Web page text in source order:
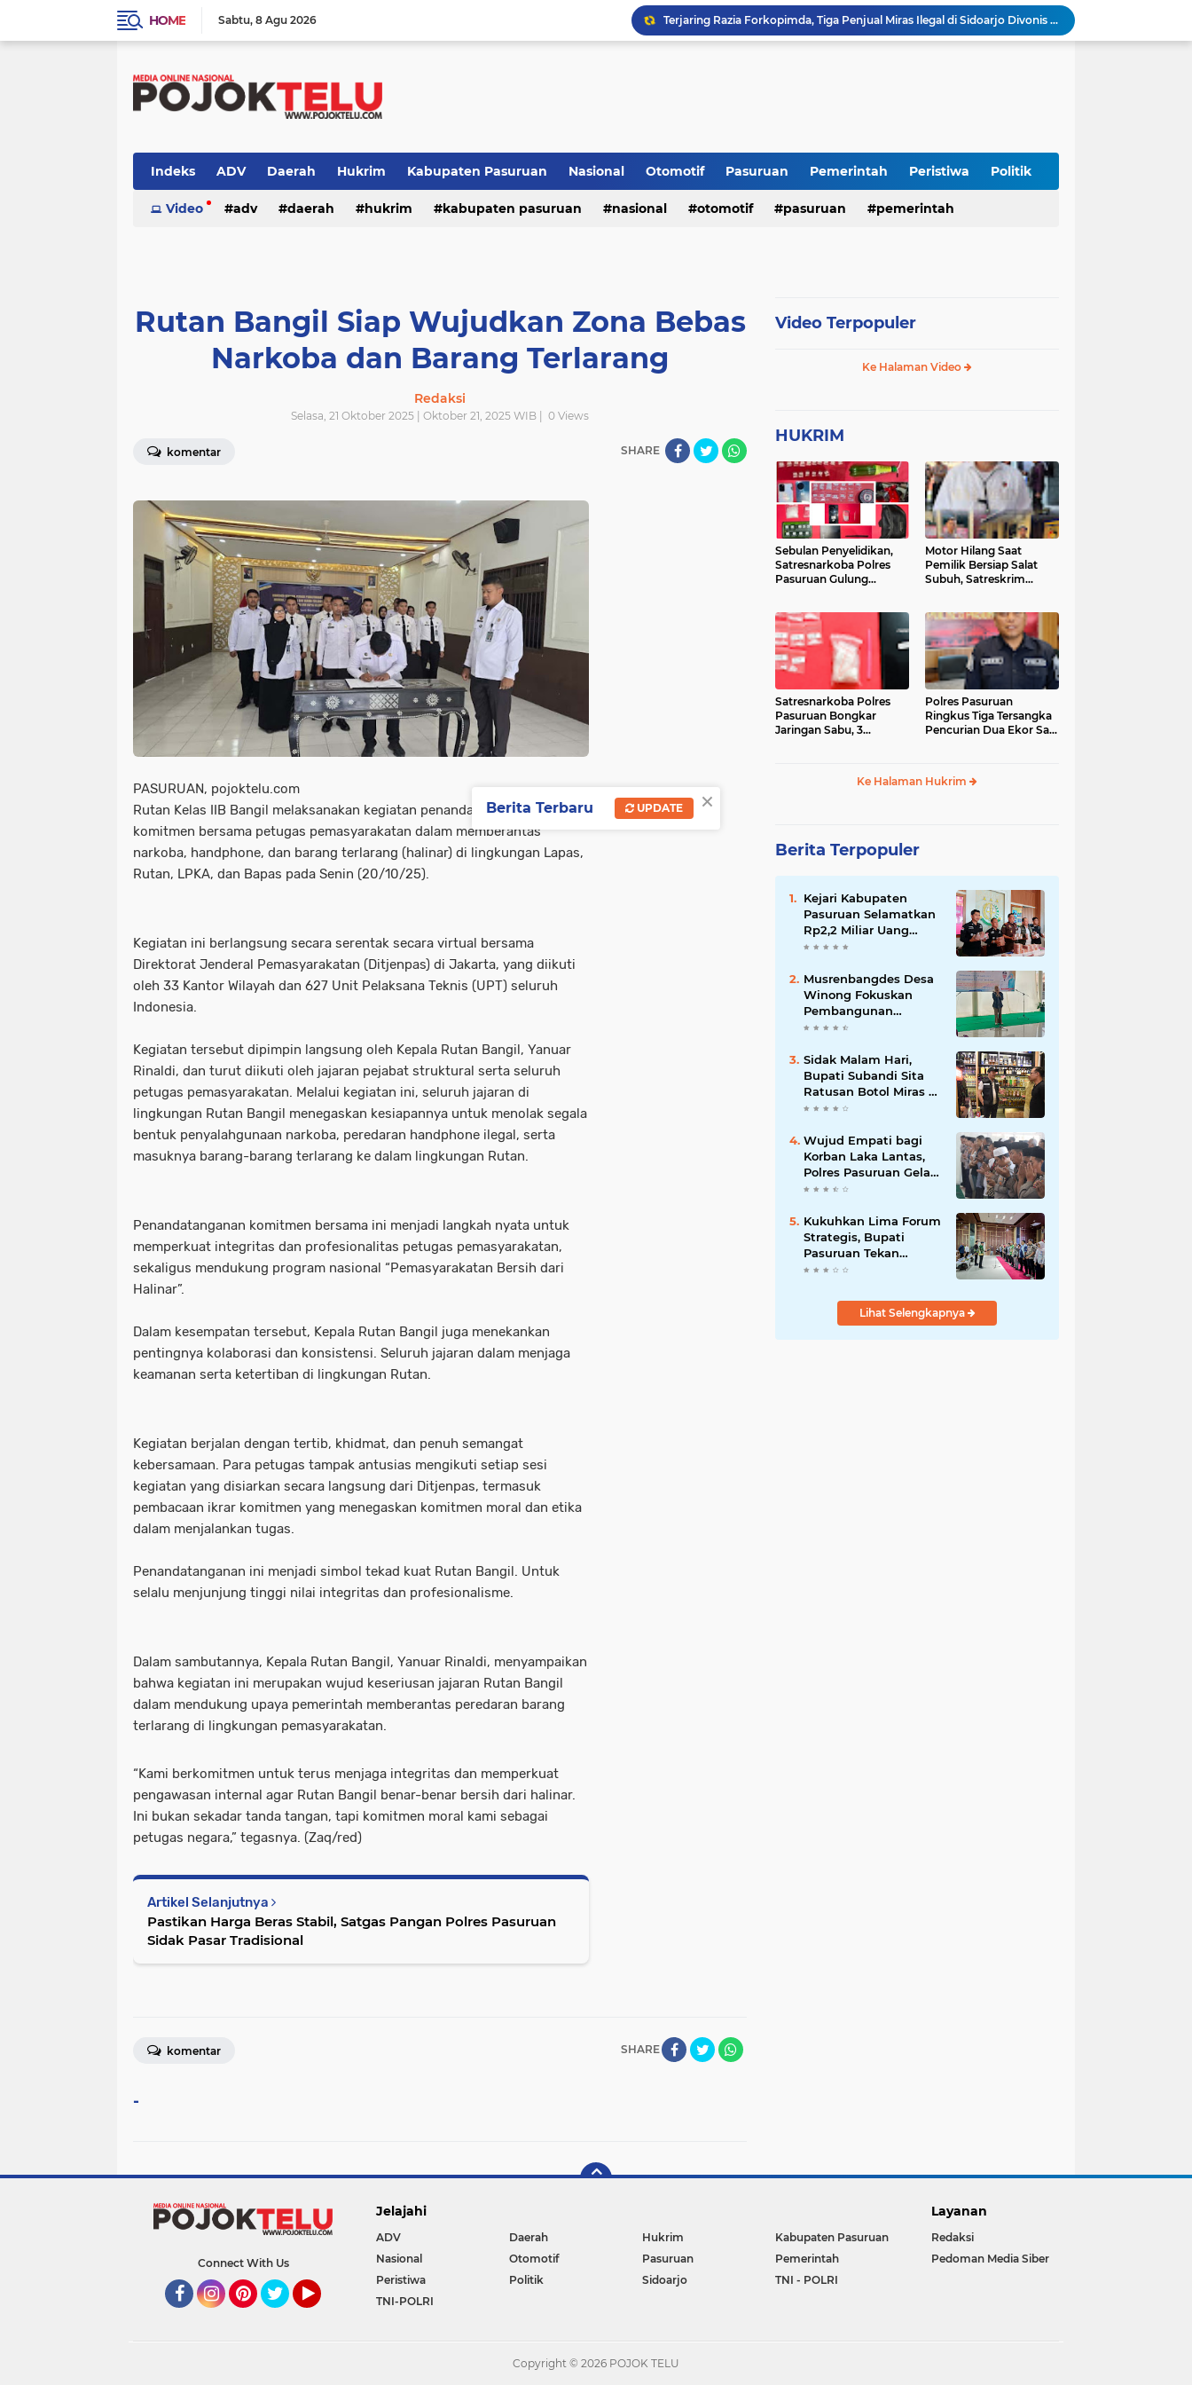
HOME Sabtu 8 Agu 2026
Terjaring Razia Forkopimda, Tiga Penjual Miras Ilegal di Sidoarjo Divonis Bersalah
Polres Mojokerto Imbau Masyarakat Tidak Gunakan Sepeda Listrik di Jalan Raya
Sidoarjo Berbenah, Sekda Fenny Apridawati Ajak Seluruh OPD Tingkatkan Akuntabilitas Publik
Indeks ADV Daerah Hukrim Kabupaten Pasuruan Nasional Otomotif Pasuruan Pemerintah Peristiwa Politik
Sidoarjo TNI - POLRI TNI-POLRI
Video adv daerah hukrim kabupaten pasuruan nasional otomotif pasuruan pemerintah
Rutan Bangil Siap Wujudkan Zona Bebas
Narkoba dan Barang Terlarang
Redaksi
Selasa, 21 Oktober 2025 | Oktober 21, 2025 WIB | 0 Views
komentar SHARE
PASURUAN, pojoktelu.com
Rutan Kelas IIB Bangil melaksanakan kegiatan penandatanganan
komitmen bersama petugas pemasyarakatan dalam memberantas
narkoba, handphone, dan barang terlarang (halinar) di lingkungan Lapas,
Rutan, LPKA, dan Bapas pada Senin (20/10/25).
Kegiatan ini berlangsung secara serentak secara virtual bersama
Direktorat Jenderal Pemasyarakatan (Ditjenpas) di Jakarta, yang diikuti
oleh 33 Kantor Wilayah dan 627 Unit Pelaksana Teknis (UPT) seluruh
Indonesia.
Kegiatan tersebut dipimpin langsung oleh Kepala Rutan Bangil, Yanuar
Rinaldi, dan turut diikuti oleh jajaran pejabat struktural serta seluruh
petugas pemasyarakatan. Melalui kegiatan ini, seluruh jajaran di
lingkungan Rutan Bangil menegaskan kesiapannya untuk menolak segala
bentuk penyalahgunaan narkoba, peredaran handphone ilegal, serta
masuknya barang-barang terlarang ke dalam lingkungan Rutan.
Penandatanganan komitmen bersama ini menjadi langkah nyata untuk
memperkuat integritas dan profesionalitas petugas pemasyarakatan,
sekaligus mendukung program nasional “Pemasyarakatan Bersih dari
Halinar”.
Dalam kesempatan tersebut, Kepala Rutan Bangil juga menekankan
pentingnya kolaborasi dan konsistensi. Seluruh jajaran dalam menjaga
keamanan serta ketertiban di lingkungan Rutan.
Kegiatan berjalan dengan tertib, khidmat, dan penuh semangat
kebersamaan. Para petugas tampak antusias mengikuti setiap sesi
kegiatan yang disiarkan secara langsung dari Ditjenpas, termasuk
pembacaan ikrar komitmen yang menegaskan komitmen moral dan etika
dalam menjalankan tugas.
Penandatanganan ini menjadi simbol tekad kuat Rutan Bangil. Untuk
selalu menjunjung tinggi nilai integritas dan profesionalisme.
Dalam sambutannya, Kepala Rutan Bangil, Yanuar Rinaldi, menyampaikan
bahwa kegiatan ini merupakan wujud keseriusan jajaran Rutan Bangil
dalam mendukung upaya pemerintah memberantas peredaran barang
terlarang di lingkungan pemasyarakatan.
“Kami berkomitmen untuk terus menjaga integritas dan memperkuat
pengawasan internal agar Rutan Bangil benar-benar bersih dari halinar.
Ini bukan sekadar tanda tangan, tapi komitmen moral kami sebagai
petugas negara,” tegasnya. (Zaq/red)
Artikel Selanjutnya
Pastikan Harga Beras Stabil, Satgas Pangan Polres Pasuruan
Sidak Pasar Tradisional
SHARE
komentar
-
Video Terpopuler
Ke Halaman Video
HUKRIM
Sebulan Penyelidikan,
Satresnarkoba Polres
Pasuruan Gulung
Motor Hilang Saat
Pemilik Bersiap Salat
Subuh, Satreskrim
Satresnarkoba Polres
Pasuruan Bongkar
Jaringan Sabu, 3
Polres Pasuruan
Ringkus Tiga Tersangka
Pencurian Dua Ekor Sapi
Ke Halaman Hukrim
Berita Terpopuler
Kejari Kabupaten
Pasuruan Selamatkan
Rp2,2 Miliar Uang
Negara dari Korupsi
Musrenbangdes Desa
Winong Fokuskan
Pembangunan
Berbasis Potensi Lokal,
Meski Dihantam
Efisiensi Anggaran
Sidak Malam Hari,
Bupati Subandi Sita
Ratusan Botol Miras di
Kawasan Perumahan
Wujud Empati bagi
Korban Laka Lantas,
Polres Pasuruan Gelar
Salat Ghaib dan Doa
Kukuhkan Lima Forum
Strategis, Bupati
Pasuruan Tekan
Pentingnya Program
Lihat Selengkapnya
Connect With Us
Jelajahi
ADV Daerah Hukrim
Kabupaten Pasuruan
Nasional
Otomotif Pasuruan
Pemerintah
Peristiwa
Politik Sidoarjo
TNI - POLRI
TNI-POLRI
Layanan
Redaksi
Pedoman Media Siber
Copyright © 2026 POJOK TELU
×
Berita Terbaru UPDATE